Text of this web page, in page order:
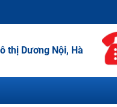
thị Dương Nội, Hà